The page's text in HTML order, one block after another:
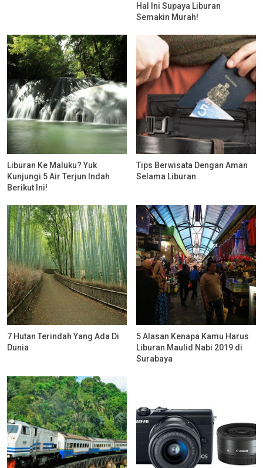
Hal Ini Supaya Liburan
Semakin Murah!
Liburan Ke Maluku? Yuk
Kunjungi 5 Air Terjun Indah
Berikut Ini!
Tips Berwisata Dengan Aman
Selama Liburan
7 Hutan Terindah Yang Ada Di
Dunia
5 Alasan Kenapa Kamu Harus
Liburan Maulid Nabi 2019 di
Surabaya